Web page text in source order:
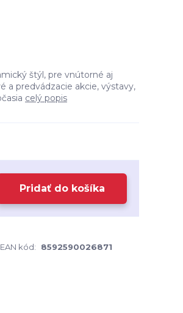
štýl, pre vnútorné aj
a predvádzacie akcie, výstavy,
celý popis
Pridať do košíka
EAN kód:
8592590026871